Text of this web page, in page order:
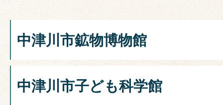
中津川市鉱物博物館
中津川市子ども科学館